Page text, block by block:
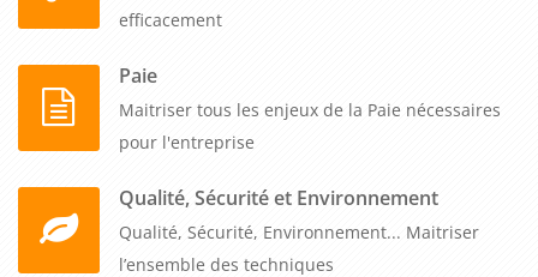
efficacement
Paie
Maitriser tous les enjeux de la Paie nécessaires
pour l'entreprise
Qualité, Sécurité et Environnement
Qualité, Sécurité, Environnement... Maitriser
l’ensemble des techniques